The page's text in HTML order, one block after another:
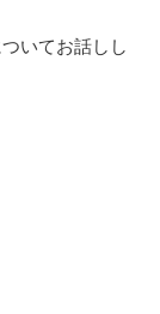
いてお話しし